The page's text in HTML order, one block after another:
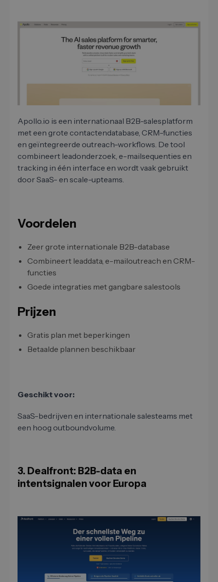
Apollo.io is een internationaal B2B-salesplatform
met een grote contactendatabase, CRM-functies
en geïntegreerde outreach-workflows. De tool
combineert leadonderzoek, e-mailsequenties en
tracking in één interface en wordt vaak gebruikt
door SaaS- en scale-upteams.
Voordelen
Zeer grote internationale B2B-database
Combineert leaddata, e-mailoutreach en CRM-
functies
Goede integraties met gangbare salestools
Prijzen
Gratis plan met beperkingen
Betaalde plannen beschikbaar
Geschikt voor:
SaaS-bedrijven en internationale salesteams met
een hoog outboundvolume.
3. Dealfront: B2B-data en
intentsignalen voor Europa